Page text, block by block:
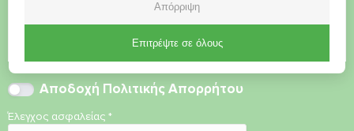
Αποδοχή Πολιτικής Απορρήτου
Έλεγχος ασφαλείας *
Απόρριψη
Επιτρέψτε σε όλους